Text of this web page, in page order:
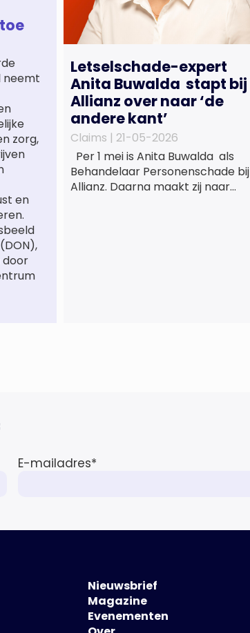
neemt
zorg,
en
Letselschade-expert
Anita Buwalda stapt bij
Allianz over naar ‘de
andere kant’
Claims | 21-05-2026
Per 1 mei is Anita Buwalda als
Behandelaar Personenschade bij
Allianz. Daarna maakt zij naar
E-mailadres*
Nieuwsbrief
Magazine
Evenementen